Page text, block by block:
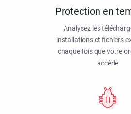
Protection en
Analysez les
installations et fichiers
chaque fois que votre
accède.